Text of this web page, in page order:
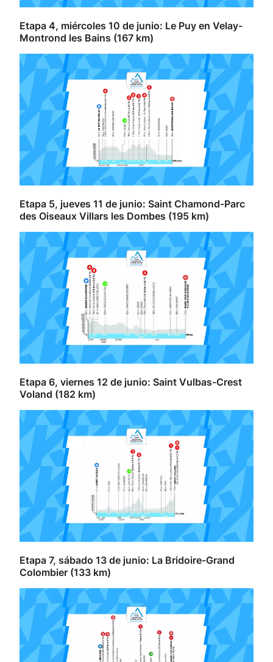
Etapa 4, miércoles 10 de junio: Le Puy en Velay-
Montrond les Bains (167 km)
Etapa 5, jueves 11 de junio: Saint Chamond-Parc
des Oiseaux Villars les Dombes (195 km)
Etapa 6, viernes 12 de junio: Saint Vulbas-Crest
Voland (182 km)
Etapa 7, sábado 13 de junio: La Bridoire-Grand
Colombier (133 km)